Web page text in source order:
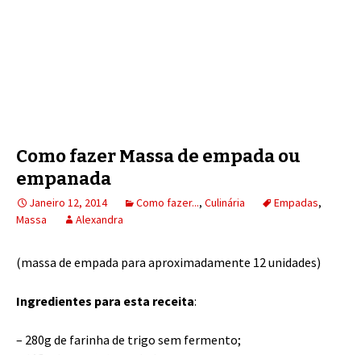
Como fazer Massa de empada ou
empanada
Janeiro 12, 2014 Como fazer..., Culinária Empadas,
Massa
Alexandra
(massa de empada para aproximadamente 12 unidades)
Ingredientes para esta receita:
– 280g de farinha de trigo sem fermento;